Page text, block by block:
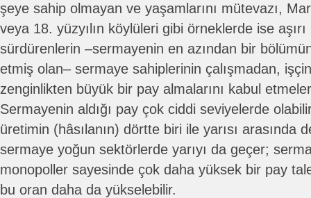
şeye sahip olmayan ve yaşamlarını mütevazı,
veya 18. yüzyılın köylüleri gibi örneklerde ise
sürdürenlerin –sermayenin en azından bir
etmiş olan– sermaye sahiplerinin çalışmadan,
zenginlikten büyük bir pay almalarını kabul
Sermayenin aldığı pay çok ciddi seviyelerde
üretimin (hâsılanın) dörtte biri ile yarısı arasında
sermaye yoğun sektörlerde yarıyı da geçer;
monopoller sayesinde çok daha yüksek bir pay
bu oran daha da yükselebilir.